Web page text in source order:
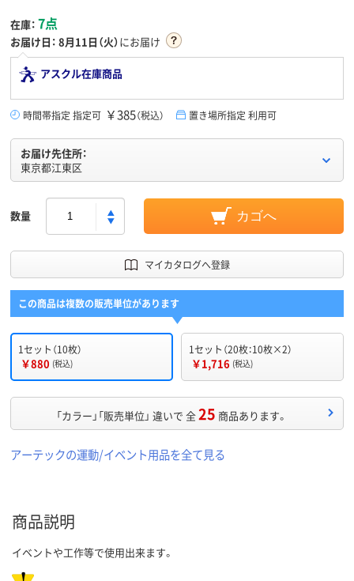
在庫： 7点
お届け日： 8月11日（火）にお届け
アスクル在庫商品
時間帯指定 指定可 ￥385（税込） 置き場所指定 利用可
お届け先住所：
東京都江東区
数量 カゴへ
マイカタログへ登録
この商品は複数の販売単位があります
1セット（10枚）
￥880 (税込)
1セット（20枚：10枚×2）
￥1,716 (税込)
「カラー」「販売単位」 違いで 全25 商品あります。
アーテックの運動/イベント用品を全て見る
商品説明
イベントや工作等で使用出来ます。